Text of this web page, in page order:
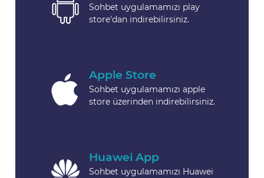
Sohbet uygulamamızı play
store'dan indirebilirsiniz.
Apple Store
Sohbet uygulamamızı apple
store üzerinden indirebilirsiniz.
Huawei App
Sohbet uygulamamızı Huawei